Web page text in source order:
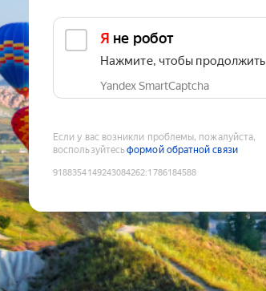
Я не робот
Нажмите, чтобы продолжить
Yandex SmartCaptcha
Если у вас возникли проблемы, пожалуйста,
воспользуйтесьформой обратной связи
9188354149243084262:1786184588